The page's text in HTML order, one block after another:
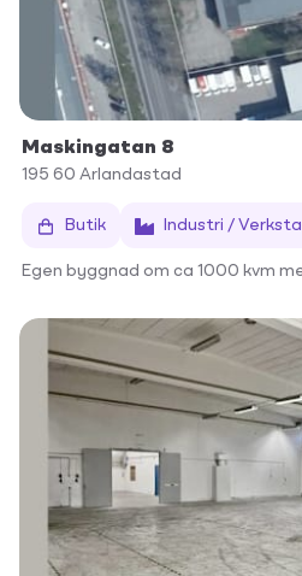
Maskingatan 8
195 60 Arlandastad
Butik Industri /
Egen byggnad om ca 1000 kvm